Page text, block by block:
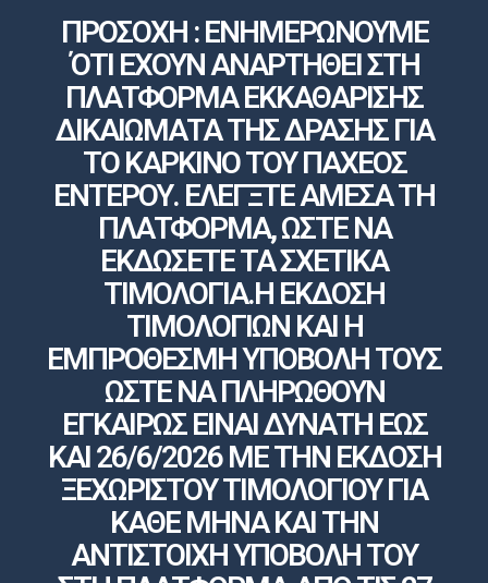
ΠΡΟΣΟΧΗ : ΕΝΗΜΕΡΩΝΟΥΜΕ
ΌΤΙ ΕΧΟΥΝ ΑΝΑΡΤΗΘΕΙ ΣΤΗ
ΠΛΑΤΦΟΡΜΑ ΕΚΚΑΘΑΡΙΣΗΣ
ΔΙΚΑΙΩΜΑΤΑ ΤΗΣ ΔΡΑΣΗΣ ΓΙΑ
ΤΟ ΚΑΡΚΙΝΟ ΤΟΥ ΠΑΧΕΟΣ
ΕΝΤΕΡΟΥ. ΕΛΕΓΞΤΕ ΑΜΕΣΑ ΤΗ
ΠΛΑΤΦΟΡΜΑ, ΩΣΤΕ ΝΑ
ΕΚΔΩΣΕΤΕ ΤΑ ΣΧΕΤΙΚΑ
ΤΙΜΟΛΟΓΙΑ.Η ΕΚΔΟΣΗ
ΤΙΜΟΛΟΓΙΩΝ ΚΑΙ Η
ΕΜΠΡΟΘΕΣΜΗ ΥΠΟΒΟΛΗ ΤΟΥΣ
ΩΣΤΕ ΝΑ ΠΛΗΡΩΘΟΥΝ
ΕΓΚΑΙΡΩΣ ΕΙΝΑΙ ΔΥΝΑΤΗ ΕΩΣ
ΚΑΙ 26/6/2026 ΜΕ ΤΗΝ ΕΚΔΟΣΗ
ΞΕΧΩΡΙΣΤΟΥ ΤΙΜΟΛΟΓΙΟΥ ΓΙΑ
ΚΑΘΕ ΜΗΝΑ ΚΑΙ ΤΗΝ
ΑΝΤΙΣΤΟΙΧΗ ΥΠΟΒΟΛΗ ΤΟΥ